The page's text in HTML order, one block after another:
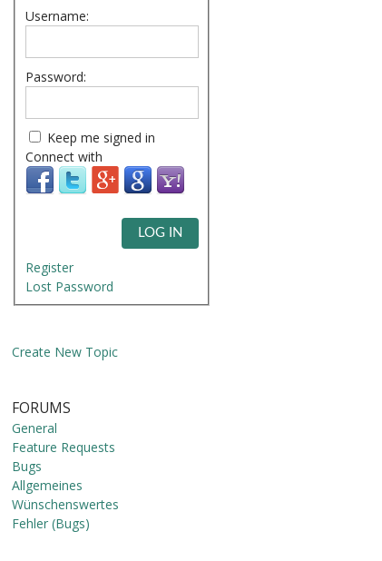
Username:
Password:
Keep me signed in
Connect with
LOG IN
Register
Lost Password
Create New Topic
FORUMS
General
Feature Requests
Bugs
Allgemeines
Wünschenswertes
Fehler (Bugs)